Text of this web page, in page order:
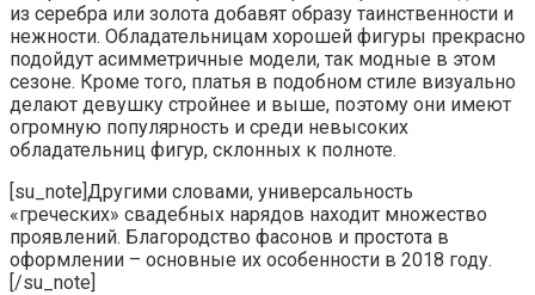
из серебра или золота добавят образу таинственности и
нежности. Обладательницам хорошей фигуры прекрасно
подойдут асимметричные модели, так модные в этом
сезоне. Кроме того, платья в подобном стиле визуально
делают девушку стройнее и выше, поэтому они имеют
огромную популярность и среди невысоких
обладательниц фигур, склонных к полноте.
[su_note]Другими словами, универсальность
«греческих» свадебных нарядов находит множество
проявлений. Благородство фасонов и простота в
оформлении – основные их особенности в 2018 году.
[/su_note]